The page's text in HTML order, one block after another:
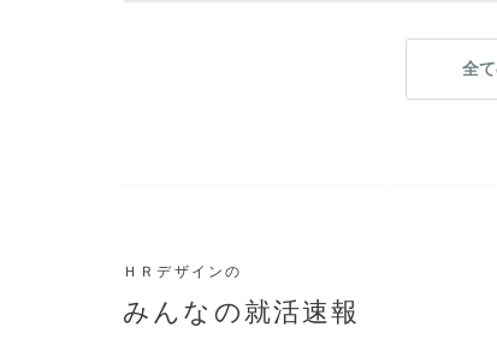
全
ＨＲデザインの
みんなの就活速報